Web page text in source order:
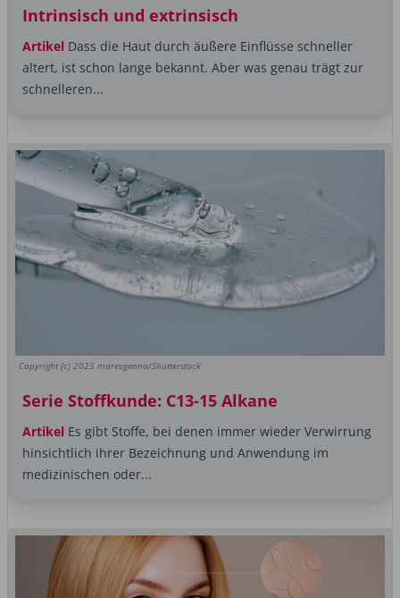
Intrinsisch und extrinsisch
Artikel Dass die Haut durch äußere Einflüsse schneller
altert, ist schon lange bekannt. Aber was genau trägt zur
schnelleren...
Copyright (c) 2025 marevgenna/Shutterstock
Serie Stoffkunde: C13-15 Alkane
Artikel Es gibt Stoffe, bei denen immer wieder Verwirrung
hinsichtlich ihrer Bezeichnung und Anwendung im
medizinischen oder...